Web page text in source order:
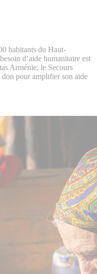
habitants du Haut-
d’aide humanitaire est
Arménie, le Secours
pour amplifier son aide